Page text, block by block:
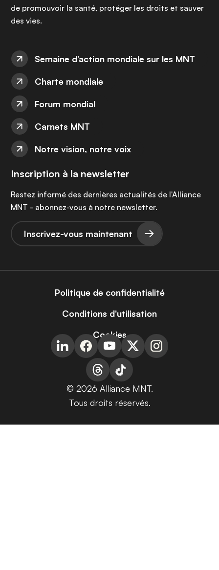
de promouvoir la santé, protéger les droits et sauver
des vies.
Semaine d’action mondiale sur les MNT
Charte mondiale
Forum mondial
Carnets MNT
Notre vision, notre voix
Inscription à la newsletter
Restez informé des dernières actualités de l'Alliance
MNT - abonnez-vous à notre newsletter.
Inscrivez-vous maintenant
Politique de confidentialité
Conditions d'utilisation
Cookies
© 2026 Alliance MNT.
Tous droits réservés.